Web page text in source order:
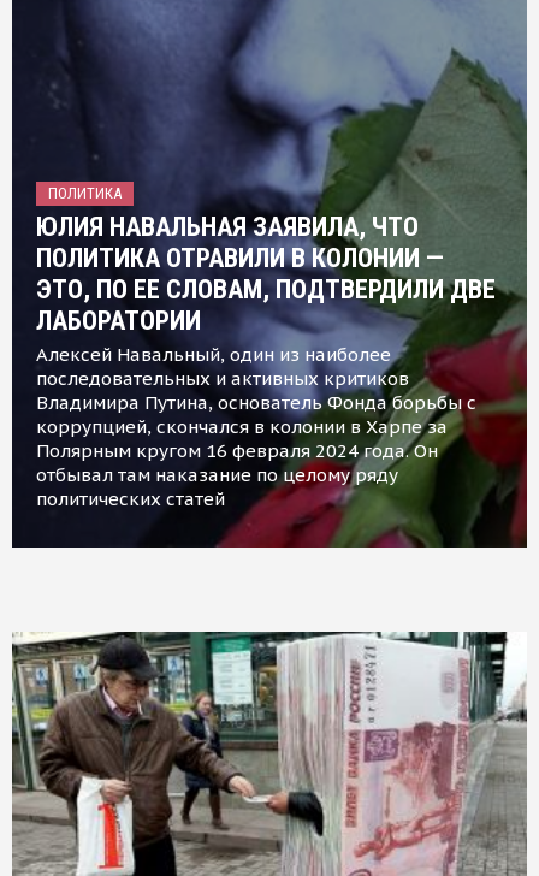
ПОЛИТИКА
ЮЛИЯ НАВАЛЬНАЯ ЗАЯВИЛА, ЧТО
ПОЛИТИКА ОТРАВИЛИ В КОЛОНИИ —
ЭТО, ПО ЕЕ СЛОВАМ, ПОДТВЕРДИЛИ ДВЕ
ЛАБОРАТОРИИ
Алексей Навальный, один из наиболее
последовательных и активных критиков
Владимира Путина, основатель Фонда борьбы с
коррупцией, скончался в колонии в Харпе за
Полярным кругом 16 февраля 2024 года. Он
отбывал там наказание по целому ряду
политических статей